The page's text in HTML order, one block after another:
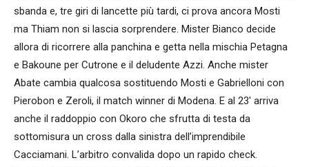
sbanda e, tre giri di lancette più tardi, ci prova ancora Mosti
ma Thiam non si lascia sorprendere. Mister Bianco decide
allora di ricorrere alla panchina e getta nella mischia Petagna
e Bakoune per Cutrone e il deludente Azzi. Anche mister
Abate cambia qualcosa sostituendo Mosti e Gabrielloni con
Pierobon e Zeroli, il match winner di Modena. E al 23′ arriva
anche il raddoppio con Okoro che sfrutta di testa da
sottomisura un cross dalla sinistra dell’imprendibile
Cacciamani. L’arbitro convalida dopo un rapido check.